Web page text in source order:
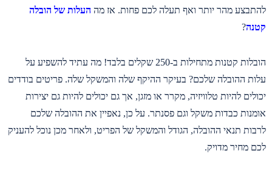
להתבצע מהר יותר ואף תעלה לכם פחות. אז מה העלות של הובלה
קטנה?
הובלות קטנות מתחילות ב-250 שקלים בלבד! מה עתיד להשפיע על
עלות ההובלה שלכם? בעיקר ההיקף שלה והמשקל שלה. פריטים בודדים
יכולים להיות טלוויזיה, מקרר או מזגן, אך גם יכולים להיות גם יצירות
אומנות כבדות משקל וגם פסנתר. על כן, נאפיין את ההובלה שלכם
לרבות תנאי ההובלה, הגודל והמשקל של הפריט, ולאחר מכן נוכל להעניק
לכם מחיר מדויק.